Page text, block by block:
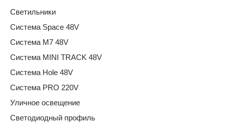
Светильники
Система Space 48V
Система M7 48V
Система MINI TRACK 48V
Система Hole 48V
Система PRO 220V
Уличное освещение
Светодиодный профиль